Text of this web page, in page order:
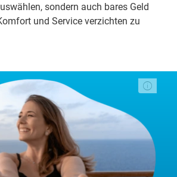
sondern auch bares Geld
und Service verzichten zu